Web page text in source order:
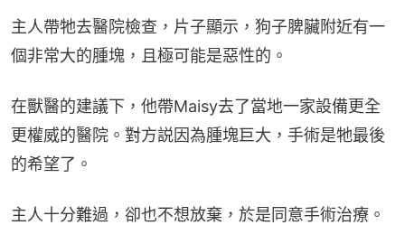
主人帶牠去醫院檢查，片子顯示，狗子脾臟附近有一
個非常大的腫塊，且極可能是惡性的。
在獸醫的建議下，他帶Maisy去了當地一家設備更全
更權威的醫院。對方説因為腫塊巨大，手術是牠最後
的希望了。
主人十分難過，卻也不想放棄，於是同意手術治療。